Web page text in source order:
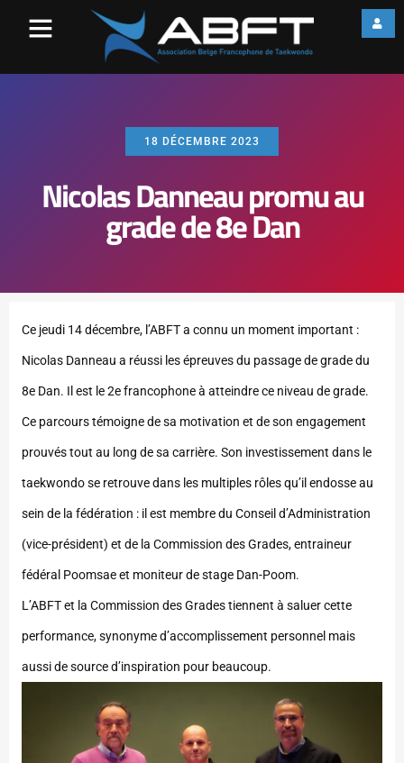
18 DÉCEMBRE 2023
Nicolas Danneau promu au
grade de 8e Dan
Ce jeudi 14 décembre, l’ABFT a connu un moment important :
Nicolas Danneau a réussi les épreuves du passage de grade du
8e Dan. Il est le 2e francophone à atteindre ce niveau de grade.
Ce parcours témoigne de sa motivation et de son engagement
prouvés tout au long de sa carrière. Son investissement dans le
taekwondo se retrouve dans les multiples rôles qu’il endosse au
sein de la fédération : il est membre du Conseil d’Administration
(vice-président) et de la Commission des Grades, entraineur
fédéral Poomsae et moniteur de stage Dan-Poom.
L’ABFT et la Commission des Grades tiennent à saluer cette
performance, synonyme d’accomplissement personnel mais
aussi de source d’inspiration pour beaucoup.